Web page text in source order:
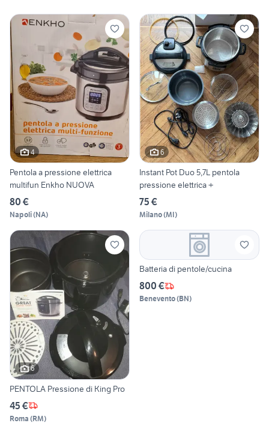
4
Pentola a pressione elettrica
multifun Enkho NUOVA
80 €
Napoli(NA)
6
Instant Pot Duo 5,7L pentola
pressione elettrica +
75 €
Milano(MI)
6
PENTOLA Pressione di King Pro
45 €
Roma (RM)
Batteria di pentole/cucina
800 €
Benevento(BN)